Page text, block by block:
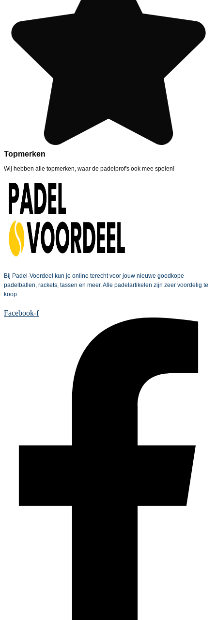
Topmerken
Wij hebben alle topmerken, waar de padelprof's ook mee spelen!
Bij Padel-Voordeel kun je online terecht voor jouw nieuwe goedkope
padelballen, rackets, tassen en meer. Alle padelartikelen zijn zeer voordelig te
koop.
Facebook-f